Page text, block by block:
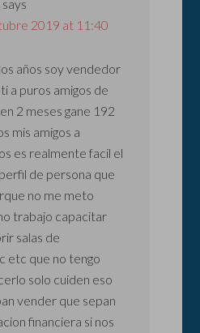
says
2019 at 11:40
años soy vendedor
a puros amigos de
2 meses gane 192
mis amigos a
es realmente facil el
de persona que
no me meto
trabajo capacitar
salas de
etc que no tengo
solo cuiden eso
vender que sepan
financiera si nos